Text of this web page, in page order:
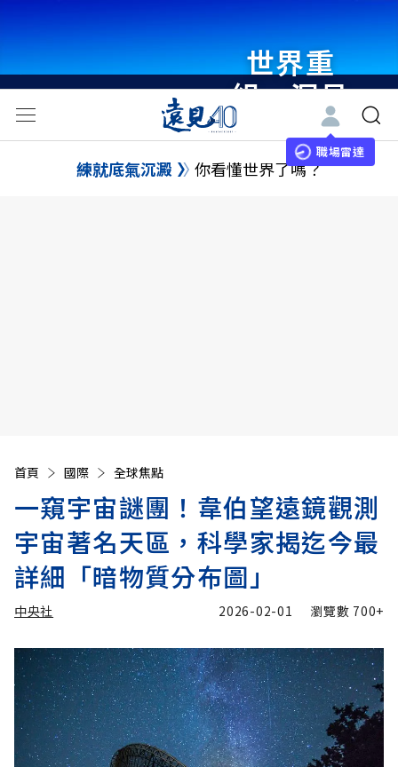
世界重
組・洞見
未來 與
世界領袖
職場雷達
練就底氣沉澱 你看懂世界了嗎？
首頁 國際 全球焦點
一窺宇宙謎團！韋伯望遠鏡觀測
宇宙著名天區，科學家揭迄今最
詳細「暗物質分布圖」
中央社 2026-02-01 瀏覽數 700+